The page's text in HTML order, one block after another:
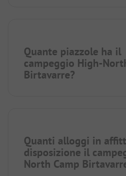
Quante piazzole ha il
campeggio High-
Birtavarre?
Quanti alloggi in
disposizione il
North Camp